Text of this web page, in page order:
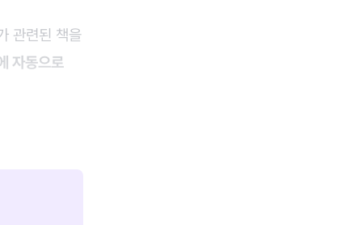
관련된 책을
자동으로